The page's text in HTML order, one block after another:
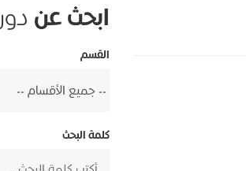
ابحث عن
القسم
كلمة البحث